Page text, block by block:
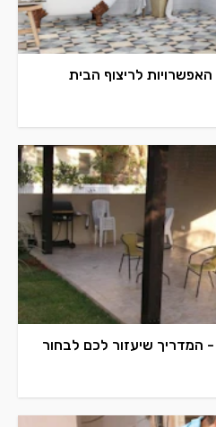
האפשרויות לריצוף הבית
- המדריך שיעזור לכם לבחור